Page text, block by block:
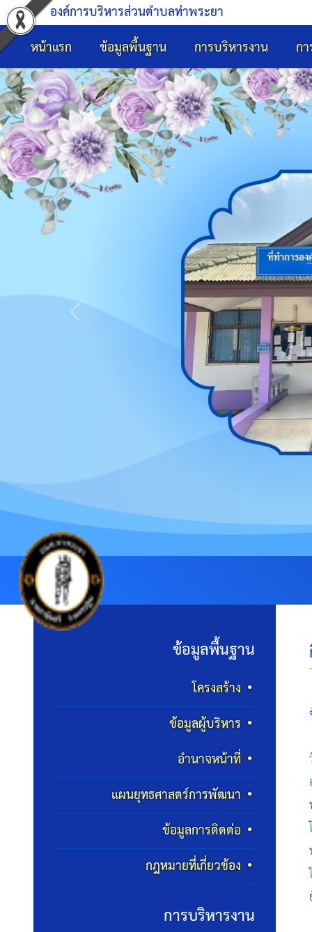
องค์การบริหารส่วนตำบลท่าพระยา
หน้าแรก
ข้อมูลพื้นฐาน การบริหารงาน ก
Previous
ข้อมูลพื้นฐาน
โครงสร้าง
ข้อมูลผู้บริหาร
อำนาจหน้าที่
แผนยุทธศาสตร์การพัฒนา
ข้อมูลการติดต่อ
กฎหมายที่เกี่ยวข้อง
การบริหารงาน